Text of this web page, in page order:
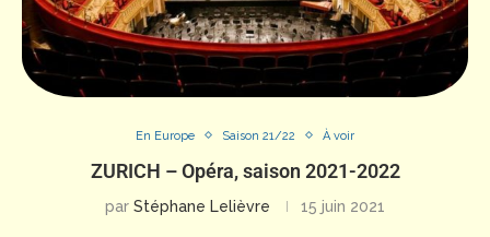
En Europe Saison 21/22 À voir
ZURICH – Opéra, saison 2021-2022
par Stéphane Lelièvre 15 juin 2021